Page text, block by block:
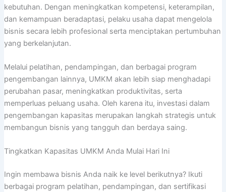
kebutuhan. Dengan meningkatkan kompetensi, keterampilan,
dan kemampuan beradaptasi, pelaku usaha dapat mengelola
bisnis secara lebih profesional serta menciptakan pertumbuhan
yang berkelanjutan.
Melalui pelatihan, pendampingan, dan berbagai program
pengembangan lainnya, UMKM akan lebih siap menghadapi
perubahan pasar, meningkatkan produktivitas, serta
memperluas peluang usaha. Oleh karena itu, investasi dalam
pengembangan kapasitas merupakan langkah strategis untuk
membangun bisnis yang tangguh dan berdaya saing.
Tingkatkan Kapasitas UMKM Anda Mulai Hari Ini
Ingin membawa bisnis Anda naik ke level berikutnya? Ikuti
berbagai program pelatihan, pendampingan, dan sertifikasi